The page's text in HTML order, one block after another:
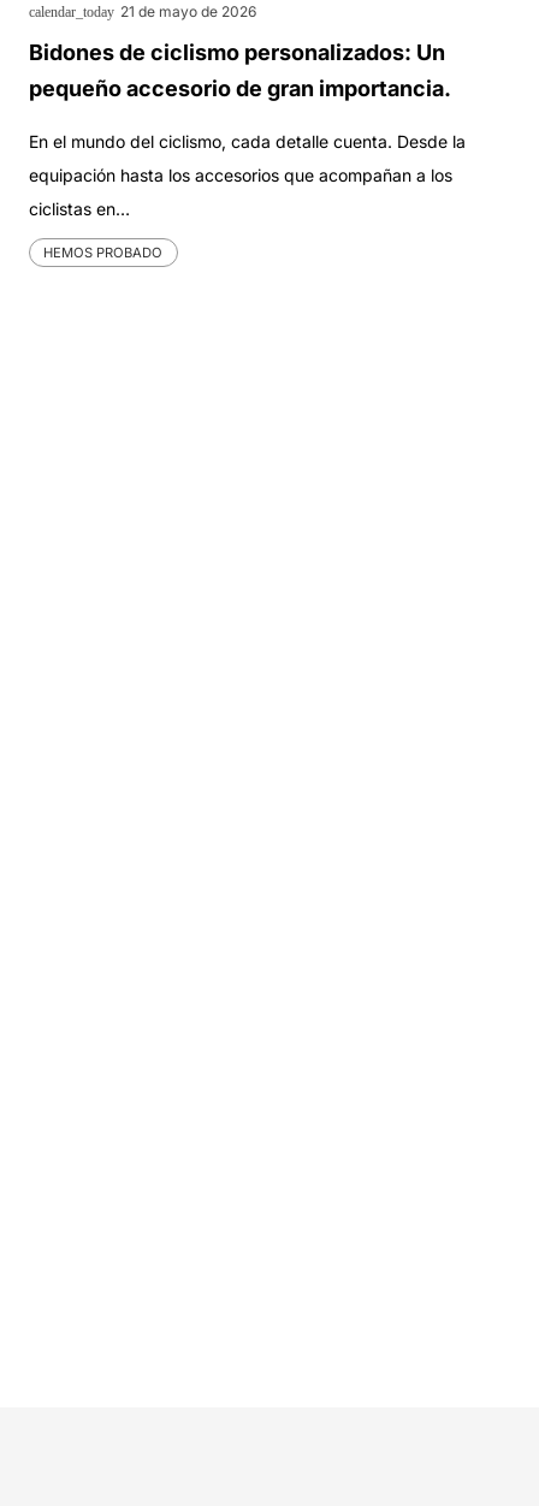
calendar_today 21 de mayo de 2026
Bidones de ciclismo personalizados: Un
pequeño accesorio de gran importancia.
En el mundo del ciclismo, cada detalle cuenta. Desde la
equipación hasta los accesorios que acompañan a los
ciclistas en…
HEMOS PROBADO